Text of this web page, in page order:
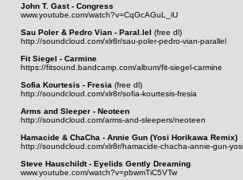
John T. Gast - Congress
www.youtube.com/watch?v=CqGcAGuL_iU
Sau Poler & Pedro Vian - Paral.lel (free dl)
http://soundcloud.com/xlr8r/sau-poler-pedro-vian-parallel
Fit Siegel - Carmine
https://fitsound.bandcamp.com/album/fit-siegel-carmine
Sofia Kourtesis - Fresia (free dl)
http://soundcloud.com/xlr8r/sofia-kourtesis-fresia
Arms and Sleeper - Neoteen
http://soundcloud.com/arms-and-sleepers/neoteen
Hamacide & ChaCha - Annie Gun (Yosi Horikawa Remix)
http://soundcloud.com/xlr8r/hamacide-chacha-annie-gun-
Steve Hauschildt - Eyelids Gently Dreaming
www.youtube.com/watch?v=pbwmTiC5VTw